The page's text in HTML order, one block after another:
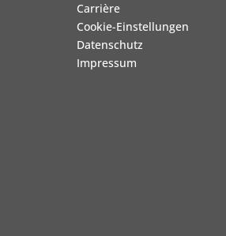
Carrière
Cookie-Einstellungen
Datenschutz
Impressum